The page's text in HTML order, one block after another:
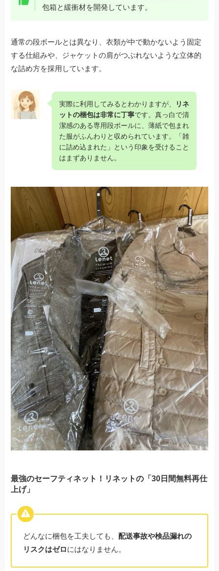
包箱と緩衝材を開発しています。
通常の段ボールとは異なり、衣類が中で動かないよう固定
する仕組みや、ジャケットの肩がつぶれないような立体的
な詰め方を採用しています。
実際に利用してみるとわかりますが、
リネ
ットの梱包は非常に丁寧です。真っ白で清
潔感のある専用段ボールに、薄紙で包まれ
た服がふんわりと収められています。「雑
に詰め込まれた」という印象を受けること
はまずありません。
最強のセーフティネット！リネットの「30日間無料再仕
上げ」
どんなに梱包を工夫しても、 配送事故や検品漏れの
リスクはゼロにはなりません。